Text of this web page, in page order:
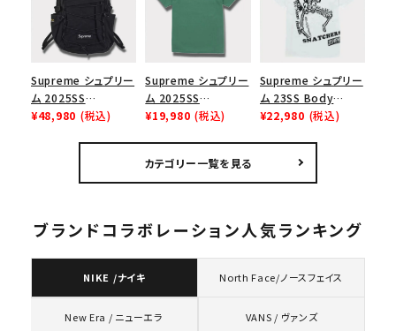
ショルダー・ウエストバッグ
ボックスロゴ ブラックスウェット
カテゴリーから探す
コラボレーションブランドから探す
円 ～
Supreme シュプリー
ム 2025SS
Backpack バックパッ
¥48,980 (税込)
Supreme シュプリー
ム 2025SS
Homerun Tee ホー
¥19,980 (税込)
Supreme シュプリー
ム 23SS Body
Snatchers Tee ボ
¥22,980 (税込)
カテゴリー一覧を見る
ブランドコラボレーション人気ランキング
NIKE /ナイキ North Face/ノースフェイス
New Era / ニューエラ VANS / ヴァンズ